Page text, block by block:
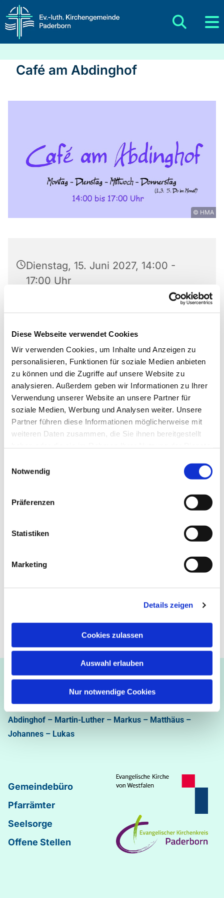
Diese Webseite verwendet Cookies
Wir verwenden Cookies, um Inhalte und Anzeigen zu
personalisieren, Funktionen für soziale Medien anbieten
zu können und die Zugriffe auf unsere Website zu
analysieren. Außerdem geben wir Informationen zu Ihrer
Verwendung unserer Website an unsere Partner für
soziale Medien, Werbung und Analysen weiter. Unsere
Partner führen diese Informationen möglicherweise mit
weiteren Daten zusammen, die Sie ihnen bereitgestellt
Notwendig
Präferenzen
Statistiken
Marketing
Details zeigen
Cookies zulassen
Auswahl erlauben
Nur notwendige Cookies
Café am Abdinghof
© HMA
Dienstag, 15. Juni 2027, 14:00 -
17:00 Uhr
Paul-Gerhardt-Haus, Am Abdinghof
Die Gemeinde am Abdinghof und die Diakonie
Paderborn-Höxter e.V. laden herzlich ein in das
Café Abdinghof – ein gemeinsamer Ort der
Begegnung, der sich insbesondere an ältere
Menschen richtet, aber allen Bürgerinnen und
Bürgern offensteht.
Ev.-luth. Kirchengemeinde Paderborn
Bastfelder Weg 30 - 33098 Paderborn
05251/5002-32 und 5002-33
Abdinghof – Martin-Luther – Markus – Matthäus –
Johannes – Lukas
Gemeindebüro
Pfarrämter
Seelsorge
Offene Stellen